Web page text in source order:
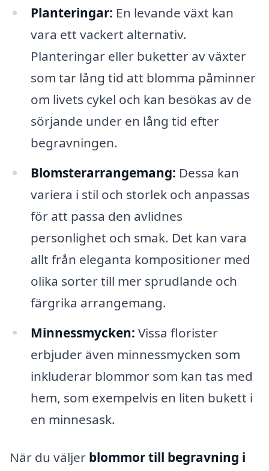
Planteringar: En levande växt kan
vara ett vackert alternativ.
Planteringar eller buketter av växter
som tar lång tid att blomma påminner
om livets cykel och kan besökas av de
sörjande under en lång tid efter
begravningen.
Blomsterarrangemang: Dessa kan
variera i stil och storlek och anpassas
för att passa den avlidnes
personlighet och smak. Det kan vara
allt från eleganta kompositioner med
olika sorter till mer sprudlande och
färgrika arrangemang.
Minnessmycken: Vissa florister
erbjuder även minnessmycken som
inkluderar blommor som kan tas med
hem, som exempelvis en liten bukett i
en minnesask.
När du väljer blommor till begravning i